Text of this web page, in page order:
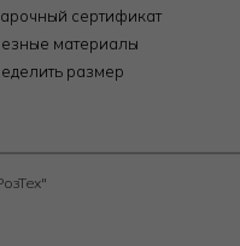
сертификат
материалы
размер